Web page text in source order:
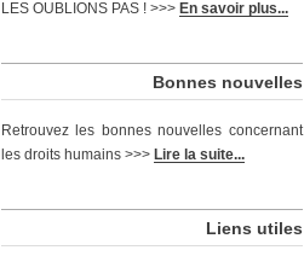
LES OUBLIONS PAS ! >>> En savoir plus...
Bonnes nouvelles
Retrouvez les bonnes nouvelles concernant
les droits humains >>> Lire la suite...
Liens utiles